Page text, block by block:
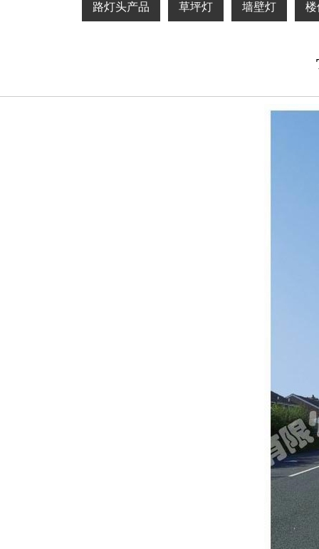
路灯头产品 草坪灯 墙壁灯 楼